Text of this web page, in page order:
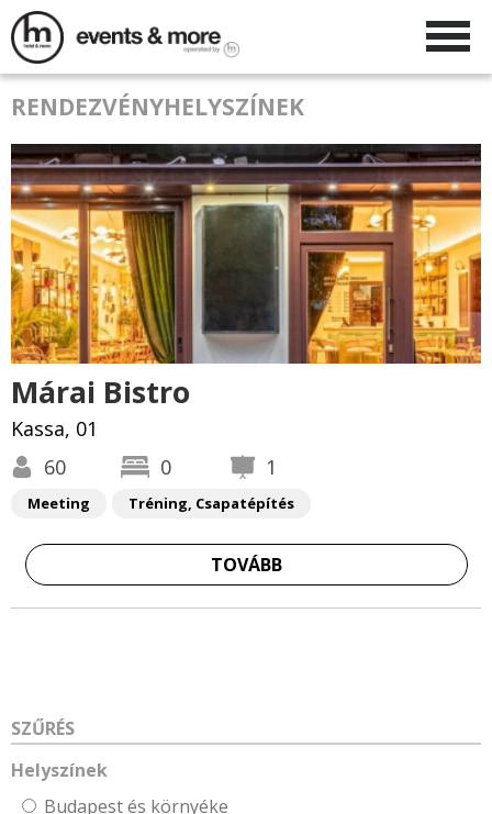
RENDEZVÉNYHELYSZÍNEK
TOVÁBB
Márai Bistro
Kassa, 01
60
0 1
Meeting Tréning, Csapatépítés
SZŰRÉS
Helyszínek
Budapest és környéke